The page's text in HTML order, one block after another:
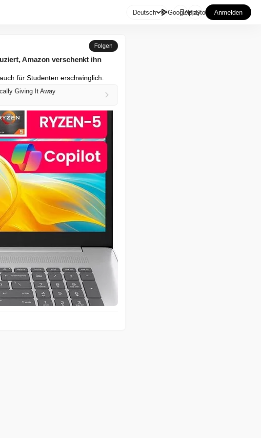
Deutsch GooglePlay
AppStore Anmelden
Folgen
Amazon verschenkt ihn
für Studenten erschwinglich.
Giving It Away